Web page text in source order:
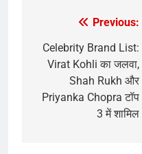
navigation
Previous:
Celebrity Brand List:
Virat Kohli का जलवा,
Shah Rukh और
Priyanka Chopra टॉप
3 में शामिल